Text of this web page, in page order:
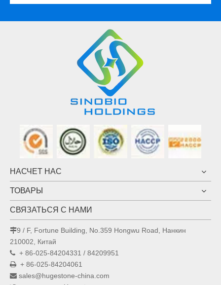
НАСЧЕТ НАС
ТОВАРЫ
СВЯЗАТЬСЯ С НАМИ
9 / F, Fortune Building, No.359 Hongwu Road, Нанкин
210002, Китай
 + 86-025-84204331 / 84209951
 + 86-025-84204061
 sales@hugestone-china.com